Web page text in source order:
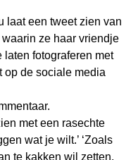
laat een tweet zien van
ze haar vriendje
laten fotograferen met
op de sociale media
met een rasechte
wat je wilt.’ ‘Zoals
te kakken wil zetten.